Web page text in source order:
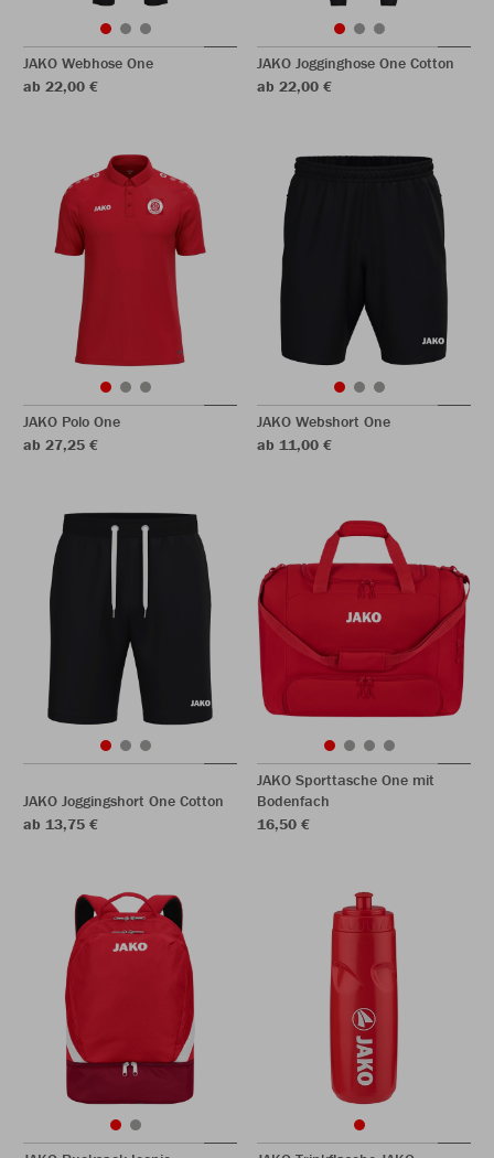
JAKO Webhose One
ab 22,00 €
JAKO Jogginghose One Cotton
ab 22,00 €
JAKO Polo One
ab 27,25 €
JAKO Webshort One
ab 11,00 €
JAKO Joggingshort One Cotton
ab 13,75 €
JAKO Sporttasche One mit
Bodenfach
16,50 €